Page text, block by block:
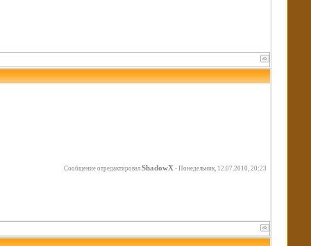
Сообщение отредактировал ShadowX - Понедельник, 12.07.2010, 20:23